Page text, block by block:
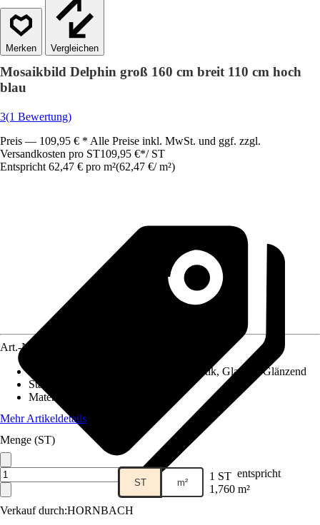
Vergleichen
Mosaikbild Delphin groß 160 cm breit 110 cm hoch
blau
3(1 Bewertung)
Preis — 109,95 € * Alle Preise inkl. MwSt. und ggf. zzgl.
Versandkosten pro ST109,95 €*/ ST
Entspricht 62,47 € pro m²(62,47 €/ m²)
Verkauf durch:HORNBACH
Art.-Nr.
Ungleichmäßige Optik, Glasiert, Glänzend
Stärke
Material
Mehr Artikeldetails
Menge (ST)
ST m² 1 ST entspricht
1,760 m²